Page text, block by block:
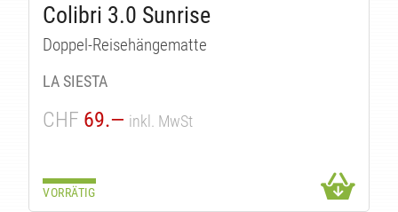
Colibri 3.0 Sunrise
Doppel-Reisehängematte
LA SIESTA
CHF 69.— inkl. MwSt
VORRÄTIG